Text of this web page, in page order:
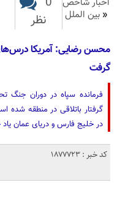
« بین الملل
نظر
محسن رضایی: آمریکا
گرفت
فرمانده سپاه در دوران جنگ
گرفتار باتلاقی در منطقه شده
در خلیج فارس و دریای عمان
کد خبر : 1877723